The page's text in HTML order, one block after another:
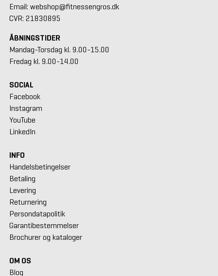
Email: webshop@fitnessengros.dk
CVR: 21830895
ÅBNINGSTIDER
Mandag-Torsdag kl. 9.00-15.00
Fredag kl. 9.00-14.00
SOCIAL
Facebook
Instagram
YouTube
LinkedIn
INFO
Handelsbetingelser
Betaling
Levering
Returnering
Persondatapolitik
Garantibestemmelser
Brochurer og kataloger
OM OS
Blog